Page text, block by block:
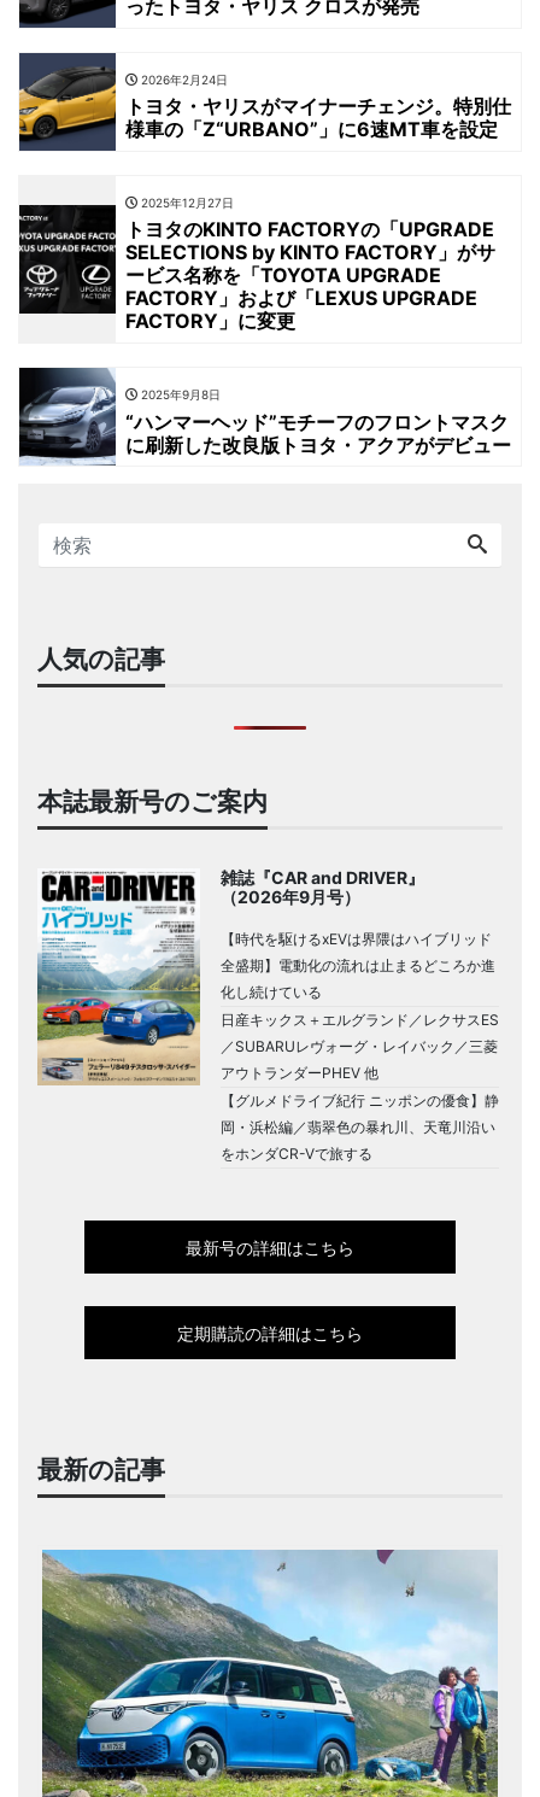
ったトヨタ・ヤリス クロスが発売
2026年2月24日
トヨタ・ヤリスがマイナーチェンジ。特別仕
様車の「Z“URBANO”」に6速MT車を設定
2025年12月27日
トヨタのKINTO FACTORYの「UPGRADE
SELECTIONS by KINTO FACTORY」がサ
ービス名称を「TOYOTA UPGRADE
FACTORY」および「LEXUS UPGRADE
FACTORY」に変更
2025年9月8日
“ハンマーヘッド”モチーフのフロントマスク
に刷新した改良版トヨタ・アクアがデビュー
人気の記事
本誌最新号のご案内
雑誌『CAR and DRIVER』
（2026年9月号）
【時代を駆けるxEVは界隈はハイブリッド
全盛期】電動化の流れは止まるどころか進
化し続けている
日産キックス＋エルグランド／レクサスES
／SUBARUレヴォーグ・レイバック／三菱
アウトランダーPHEV 他
【グルメドライブ紀行 ニッポンの優食】静
岡・浜松編／翡翠色の暴れ川、天竜川沿い
をホンダCR-Vで旅する
最新号の詳細はこちら
定期購読の詳細はこちら
最新の記事